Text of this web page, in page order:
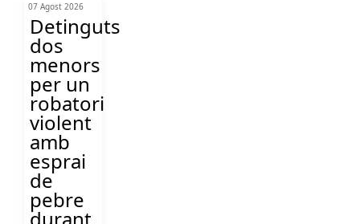
07 Agost 2026
Detinguts
dos
menors
per un
robatori
violent
amb
esprai
de
pebre